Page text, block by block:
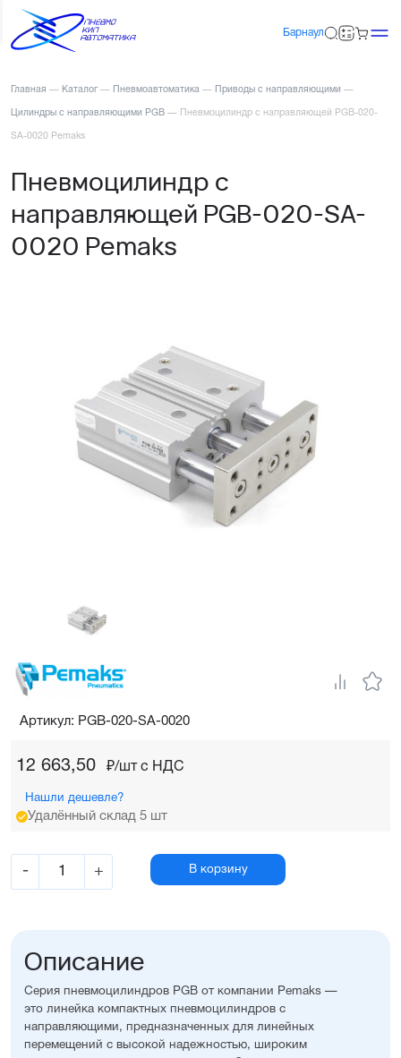
Барнаул
Главная — Каталог — Пневмоавтоматика — Приводы с направляющими —
Цилиндры с направляющими PGB — Пневмоцилиндр с направляющей PGB-020-
SA-0020 Pemaks
Пневмоцилиндр с
направляющей PGB-020-SA-
0020 Pemaks
12 663,50 ₽/шт c НДС
Нашли дешевле?
Удалённый склад 5 шт
- + В корзину
Артикул: PGB-020-SA-0020
Описание
Серия пневмоцилиндров PGB от компании Pemaks —
это линейка компактных пневмоцилиндров с
направляющими, предназначенных для линейных
перемещений с высокой надежностью, широким